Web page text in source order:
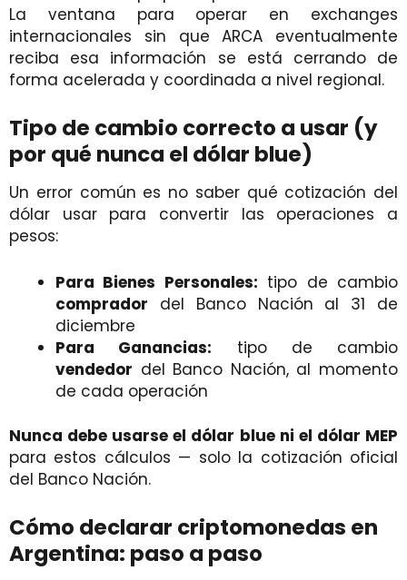
La ventana para operar en exchanges
internacionales sin que ARCA eventualmente
reciba esa información se está cerrando de
forma acelerada y coordinada a nivel regional.
Tipo de cambio correcto a usar (y
por qué nunca el dólar blue)
Un error común es no saber qué cotización del
dólar usar para convertir las operaciones a
pesos:
Para Bienes Personales: tipo de cambio
comprador del Banco Nación al 31 de
diciembre
Para Ganancias: tipo de cambio
vendedor del Banco Nación, al momento
de cada operación
Nunca debe usarse el dólar blue ni el dólar MEP
para estos cálculos — solo la cotización oficial
del Banco Nación.
Cómo declarar criptomonedas en
Argentina: paso a paso